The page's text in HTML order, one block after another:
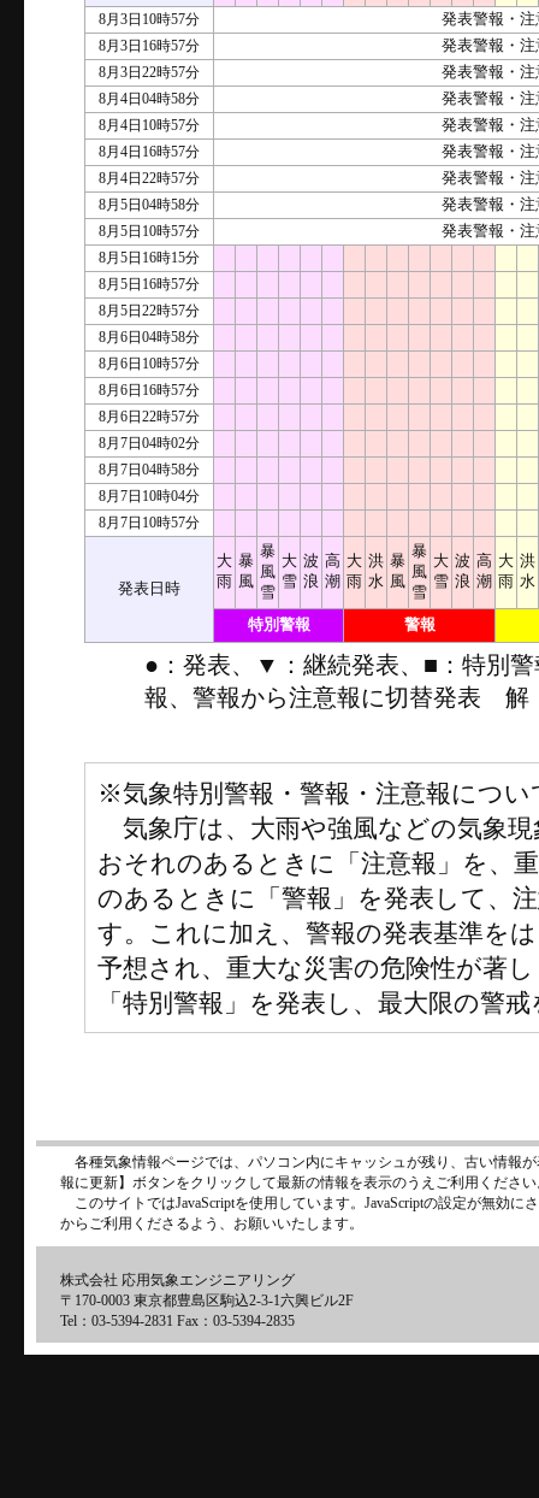
8月3日10時57分
発表警報・
8月3日16時57分
発表警報・
8月3日22時57分
発表警報・
8月4日04時58分
発表警報・
8月4日10時57分
発表警報・
8月4日16時57分
発表警報・
8月4日22時57分
発表警報・
8月5日04時58分
発表警報・
8月5日10時57分
発表警報・
8月5日16時15分
8月5日16時57分
8月5日22時57分
8月6日04時58分
8月6日10時57分
8月6日16時57分
8月6日22時57分
8月7日04時02分
8月7日04時58分
8月7日10時04分
8月7日10時57分
発表日時
大
雨
暴
風
暴
風
雪
大
雪
波
浪
高
潮
大
雨
洪
水
暴
風
暴
風
雪
大
雪
波
浪
高
潮
大
雨
洪
水
特別警報 警報
●：発表、▼：継続発表、■：特別
報、警報から注意報に切替発表 解
※気象特別警報・警報・注意報につい
気象庁は、大雨や強風などの気象
おそれのあるときに「注意報」を、
のあるときに「警報」を発表して、
す。これに加え、警報の発表基準を
予想され、重大な災害の危険性が著
「特別警報」を発表し、最大限の警
各種気象情報ページでは、パソコン内にキャッシュが残り、古い情報
報に更新】ボタンをクリックして最新の情報を表示のうえご利用くださ
このサイトではJavaScriptを使用しています。JavaScriptの設定が無効
からご利用くださるよう、お願いいたします。
株式会社 応用気象エンジニアリング
〒170-0003 東京都豊島区駒込2-3-1六興ビル2F
Tel：03-5394-2831 Fax：03-5394-2835